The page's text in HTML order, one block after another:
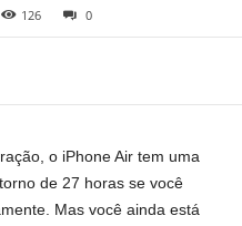
126 0
o iPhone Air tem uma
de 27 horas se você
Mas você ainda está